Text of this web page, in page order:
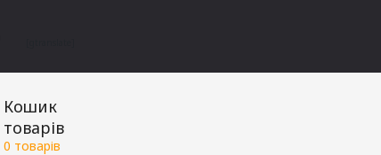
Кошик
товарів
0 товарів